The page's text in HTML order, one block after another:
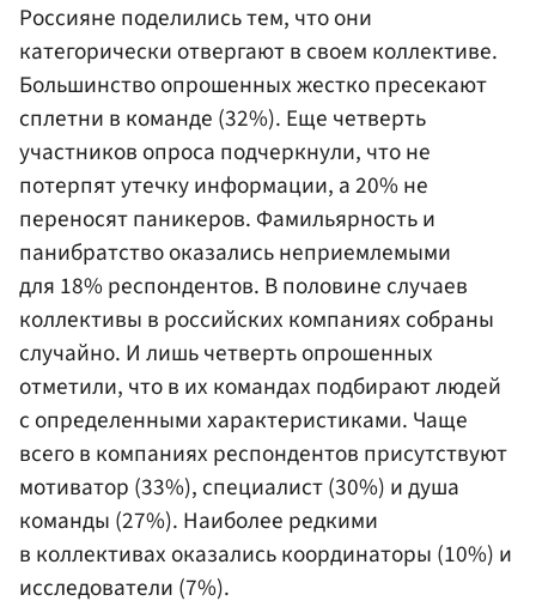
Россияне поделились тем, что они
категорически отвергают в своем коллективе.
Большинство опрошенных жестко пресекают
сплетни в команде (32%). Еще четверть
участников опроса подчеркнули, что не
потерпят утечку информации, а 20% не
переносят паникеров. Фамильярность и
панибратство оказались неприемлемыми
для 18% респондентов. В половине случаев
коллективы в российских компаниях собраны
случайно. И лишь четверть опрошенных
отметили, что в их командах подбирают людей
с определенными характеристиками. Чаще
всего в компаниях респондентов присутствуют
мотиватор (33%), специалист (30%) и душа
команды (27%). Наиболее редкими
в коллективах оказались координаторы (10%) и
исследователи (7%).